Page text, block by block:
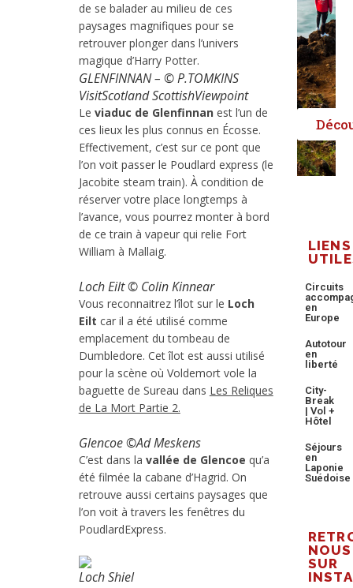
de se balader au milieu de ces
paysages magnifiques pour se
retrouver plonger dans l’univers
magique d’Harry Potter.
GLENFINNAN – © P.TOMKINS
VisitScotland ScottishViewpoint
Le viaduc de Glenfinnanest l’un de
ces lieux les plus connus en Écosse.
Effectivement, c’est sur ce pont que
l’on voit passer le Poudlard express (le
Jacobite steam train). À condition de
réserver votre place longtemps à
l’avance, vous pourrez monter à bord
de ce train à vapeur qui relie Fort
William à Mallaig.
Loch Eilt © Colin Kinnear
Vous reconnaitrez l’îlot sur le Loch
Eilt car il a été utilisé comme
emplacement du tombeau de
Dumbledore. Cet îlot est aussi utilisé
pour la scène où Voldemort vole la
baguette de Sureau dans Les Reliques
de La Mort Partie 2.
Glencoe ©Ad Meskens
C’est dans la vallée de Glencoe qu’a
été filmée la cabane d’Hagrid. On
retrouve aussi certains paysages que
l’on voit à travers les fenêtres du
PoudlardExpress.
Loch Shiel
LIENS
Circuits
en
Europe
Autotour
en
liberté
City-
Break
| Vol +
Hôtel
Séjours
en
Laponie
Suédoise
NOUS
SUR